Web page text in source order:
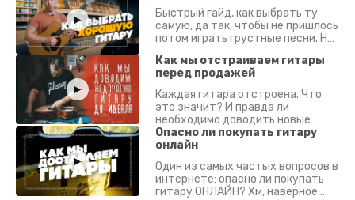
Быстрый гайд, как выбрать ту
самую, да так, чтобы не пришлось
потом играть грустные песни. На
Как мы отстраиваем гитары
перед продажей
Каждая гитара отстроена. Что
это значит? И правда ли
необходимо доводить новые
гитары? Если кратко - да.
Подробно - в видео :)
Опасно ли покупать гитару
онлайн
Один из самых частых вопросов в
интернете: опасно ли покупать
гитару ОНЛАЙН? Хм, наверное